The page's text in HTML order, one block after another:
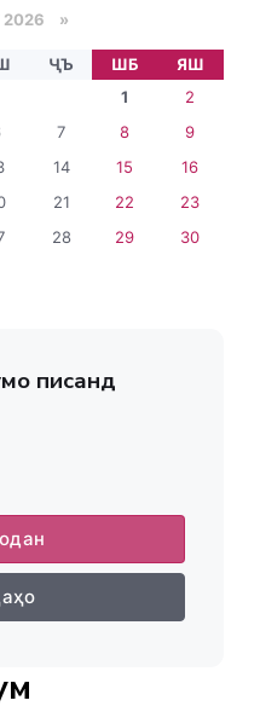
2026 »
ҶЪ ШБ
ЯШ
1
2
7 8
9
14 15
16
21 22
23
28 29
30
писанд